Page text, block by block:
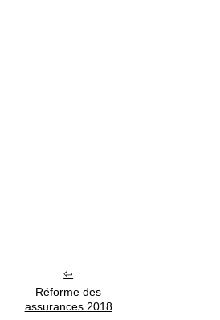
Réforme des
assurances 2018